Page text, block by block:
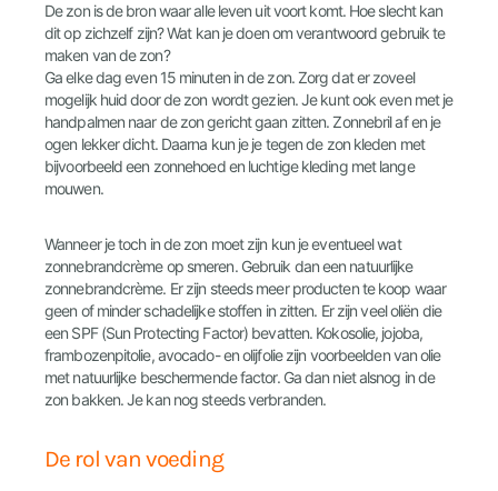
De zon is de bron waar alle leven uit voort komt. Hoe slecht kan
dit op zichzelf zijn? Wat kan je doen om verantwoord gebruik te
maken van de zon?
Ga elke dag even 15 minuten in de zon. Zorg dat er zoveel
mogelijk huid door de zon wordt gezien. Je kunt ook even met je
handpalmen naar de zon gericht gaan zitten. Zonnebril af en je
ogen lekker dicht. Daarna kun je je tegen de zon kleden met
bijvoorbeeld een zonnehoed en luchtige kleding met lange
mouwen.
Wanneer je toch in de zon moet zijn kun je eventueel wat
zonnebrandcrème op smeren. Gebruik dan een natuurlijke
zonnebrandcrème. Er zijn steeds meer producten te koop waar
geen of minder schadelijke stoffen in zitten. Er zijn veel oliën die
een SPF (Sun Protecting Factor) bevatten. Kokosolie, jojoba,
frambozenpitolie, avocado- en olijfolie zijn voorbeelden van olie
met natuurlijke beschermende factor. Ga dan niet alsnog in de
zon bakken. Je kan nog steeds verbranden.
De rol van voeding